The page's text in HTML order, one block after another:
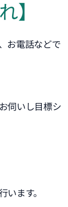
】
お電話などで
伺いし目標シ
ます。